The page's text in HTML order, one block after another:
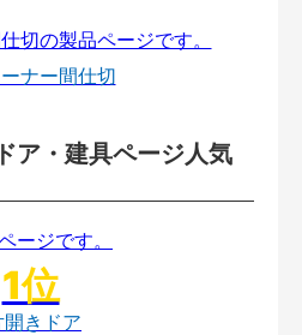
ナー間仕切
ア・建具ページ人気
開きドア